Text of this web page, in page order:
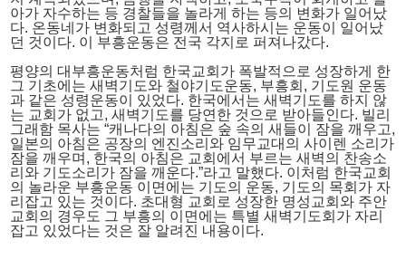
아가 자수하는 등 경찰들을 놀라게 하는 등의 변화가 일어났
다. 온동네가 변화되고 성령께서 역사하시는 운동이 일어났
던 것이다. 이 부흥운동은 전국 각지로 퍼져나갔다.
평양의 대부흥운동처럼 한국교회가 폭발적으로 성장하게 한
그 기초에는 새벽기도와 철야기도운동, 부흥회, 기도원 운동
과 같은 성령운동이 있었다. 한국에서는 새벽기도를 하지 않
는 교회가 없고, 새벽기도를 당연한 것으로 받아들인다. 빌리
그래함 목사는 “캐나다의 아침은 숲 속의 새들이 잠을 깨우고,
일본의 아침은 공장의 엔진소리와 임무교대의 사이렌 소리가
잠을 깨우며, 한국의 아침은 교회에서 부르는 새벽의 찬송소
리와 기도소리가 잠을 깨운다.”라고 말했다. 이처럼 한국교회
의 놀라운 부흥운동 이면에는 기도의 운동, 기도의 목회가 자
리잡고 있는 것이다. 초대형 교회로 성장한 명성교회와 주안
교회의 경우도 그 부흥의 이면에는 특별 새벽기도회가 자리
잡고 있었다는 것은 잘 알려진 내용이다.